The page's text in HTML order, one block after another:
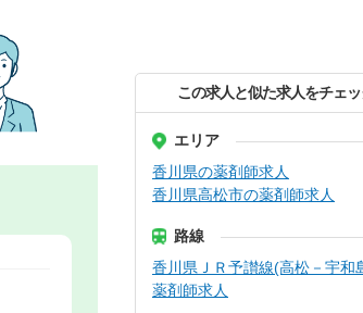
この求人と似た求人をチェッ
エリア
香川県の薬剤師求人
香川県高松市の薬剤師求人
路線
香川県ＪＲ予讃線(高松－宇和
薬剤師求人